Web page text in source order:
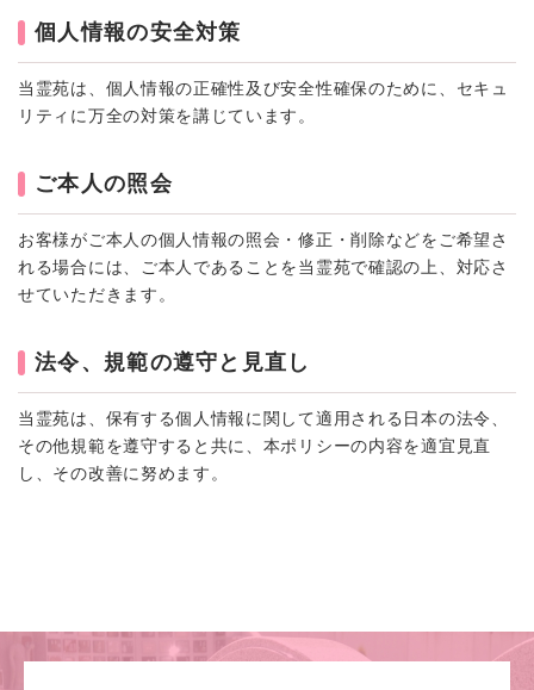
個人情報の安全対策
当霊苑は、個人情報の正確性及び安全性確保のために、セキュ
リティに万全の対策を講じています。
ご本人の照会
お客様がご本人の個人情報の照会・修正・削除などをご希望さ
れる場合には、ご本人であることを当霊苑で確認の上、対応さ
せていただきます。
法令、規範の遵守と見直し
当霊苑は、保有する個人情報に関して適用される日本の法令、
その他規範を遵守すると共に、本ポリシーの内容を適宜見直
し、その改善に努めます。